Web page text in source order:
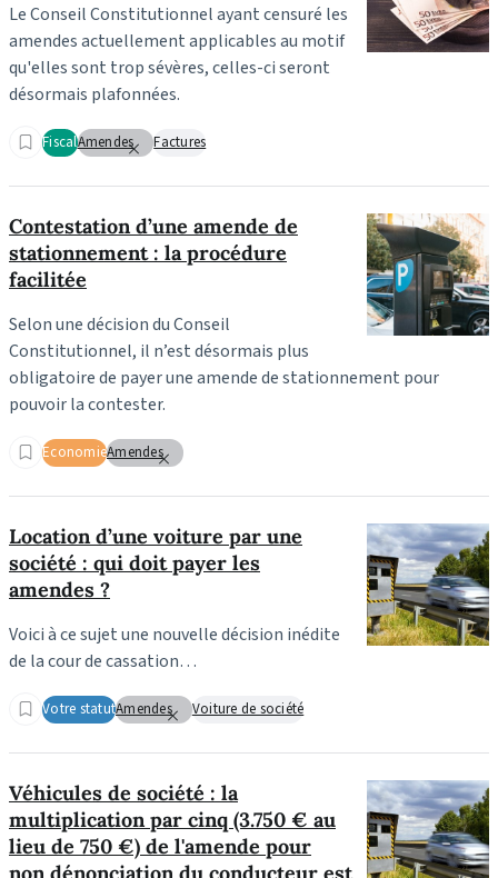
Le Conseil Constitutionnel ayant censuré les
amendes actuellement applicables au motif
qu'elles sont trop sévères, celles-ci seront
désormais plafonnées.
FiscalAmendes Factures
Contestation d’une amende de
stationnement : la procédure
facilitée
Selon une décision du Conseil
Constitutionnel, il n’est désormais plus
obligatoire de payer une amende de stationnement pour
pouvoir la contester.
EconomieAmendes
Location d’une voiture par une
société : qui doit payer les
amendes ?
Voici à ce sujet une nouvelle décision inédite
de la cour de cassation…
Votre statutAmendes Voiture de société
Véhicules de société : la
multiplication par cinq (3.750 € au
lieu de 750 €) de l'amende pour